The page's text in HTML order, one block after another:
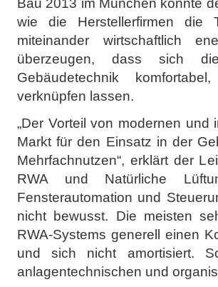
wie die Herstellerfirmen die
miteinander wirtschaftlich
überzeugen, dass sich
Gebäudetechnik
verknüpfen lassen.
„Der Vorteil von modernen und
Markt für den Einsatz in der
Mehrfachnutzen“, erklärt der
RWA und Natürliche
Fensterautomation und
nicht bewusst. Die meisten
RWA-Systems generell einen
und sich nicht amortisiert.
anlagentechnischen und